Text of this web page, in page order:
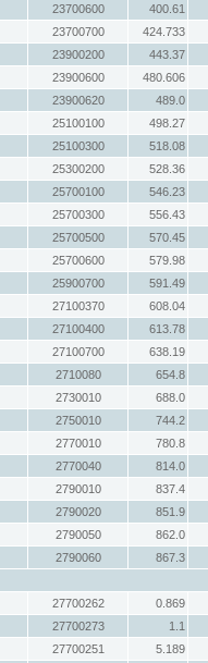
23700600
400.61
23700700
424.733
23900200
443.37
23900600
480.606
23900620
489.0
25100100
498.27
25100300
518.08
25300200
528.36
25700100
546.23
25700300
556.43
25700500
570.45
25700600
579.98
25900700
591.49
27100370
608.04
27100400
613.78
27100700
638.19
2710080
654.8
2730010
688.0
2750010
744.2
2770010
780.8
2770040
814.0
2790010
837.4
2790020
851.9
2790050
862.0
2790060
867.3
27700262
0.869
27700273
1.1
27700251
5.189